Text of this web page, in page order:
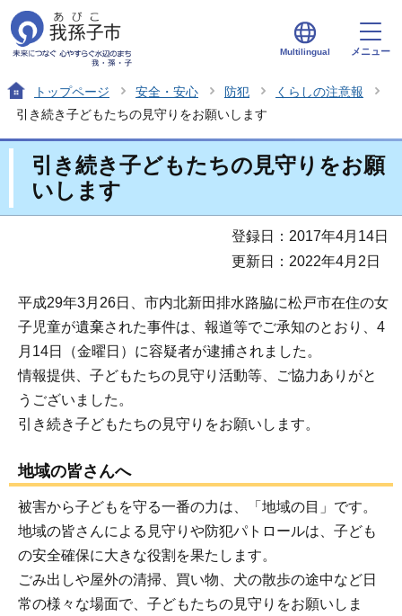
Multilingual メニュー
トップページ 安全・安心 防犯
くらしの注意報
引き続き子どもたちの見守りをお願いします
引き続き子どもたちの見守りをお願
いします
登録日：2017年4月14日
更新日：2022年4月2日
平成29年3月26日、市内北新田排水路脇に松戸市在住の女
子児童が遺棄された事件は、報道等でご承知のとおり、4
月14日（金曜日）に容疑者が逮捕されました。
情報提供、子どもたちの見守り活動等、ご協力ありがと
うございました。
引き続き子どもたちの見守りをお願いします。
地域の皆さんへ
被害から子どもを守る一番の力は、「地域の目」です。
地域の皆さんによる見守りや防犯パトロールは、子ども
の安全確保に大きな役割を果たします。
ごみ出しや屋外の清掃、買い物、犬の散歩の途中など日
常の様々な場面で、子どもたちの見守りをお願いしま